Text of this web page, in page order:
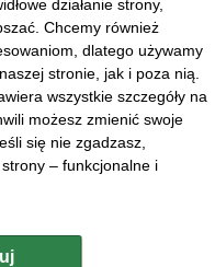
pasujące do dozownika Katrin,
działanie strony,
Chcemy również
dlatego używamy
stronie, jak i poza nią.
wszystkie szczegóły na
możesz zmienić swoje
się nie zgadzasz,
– funkcjonalne i